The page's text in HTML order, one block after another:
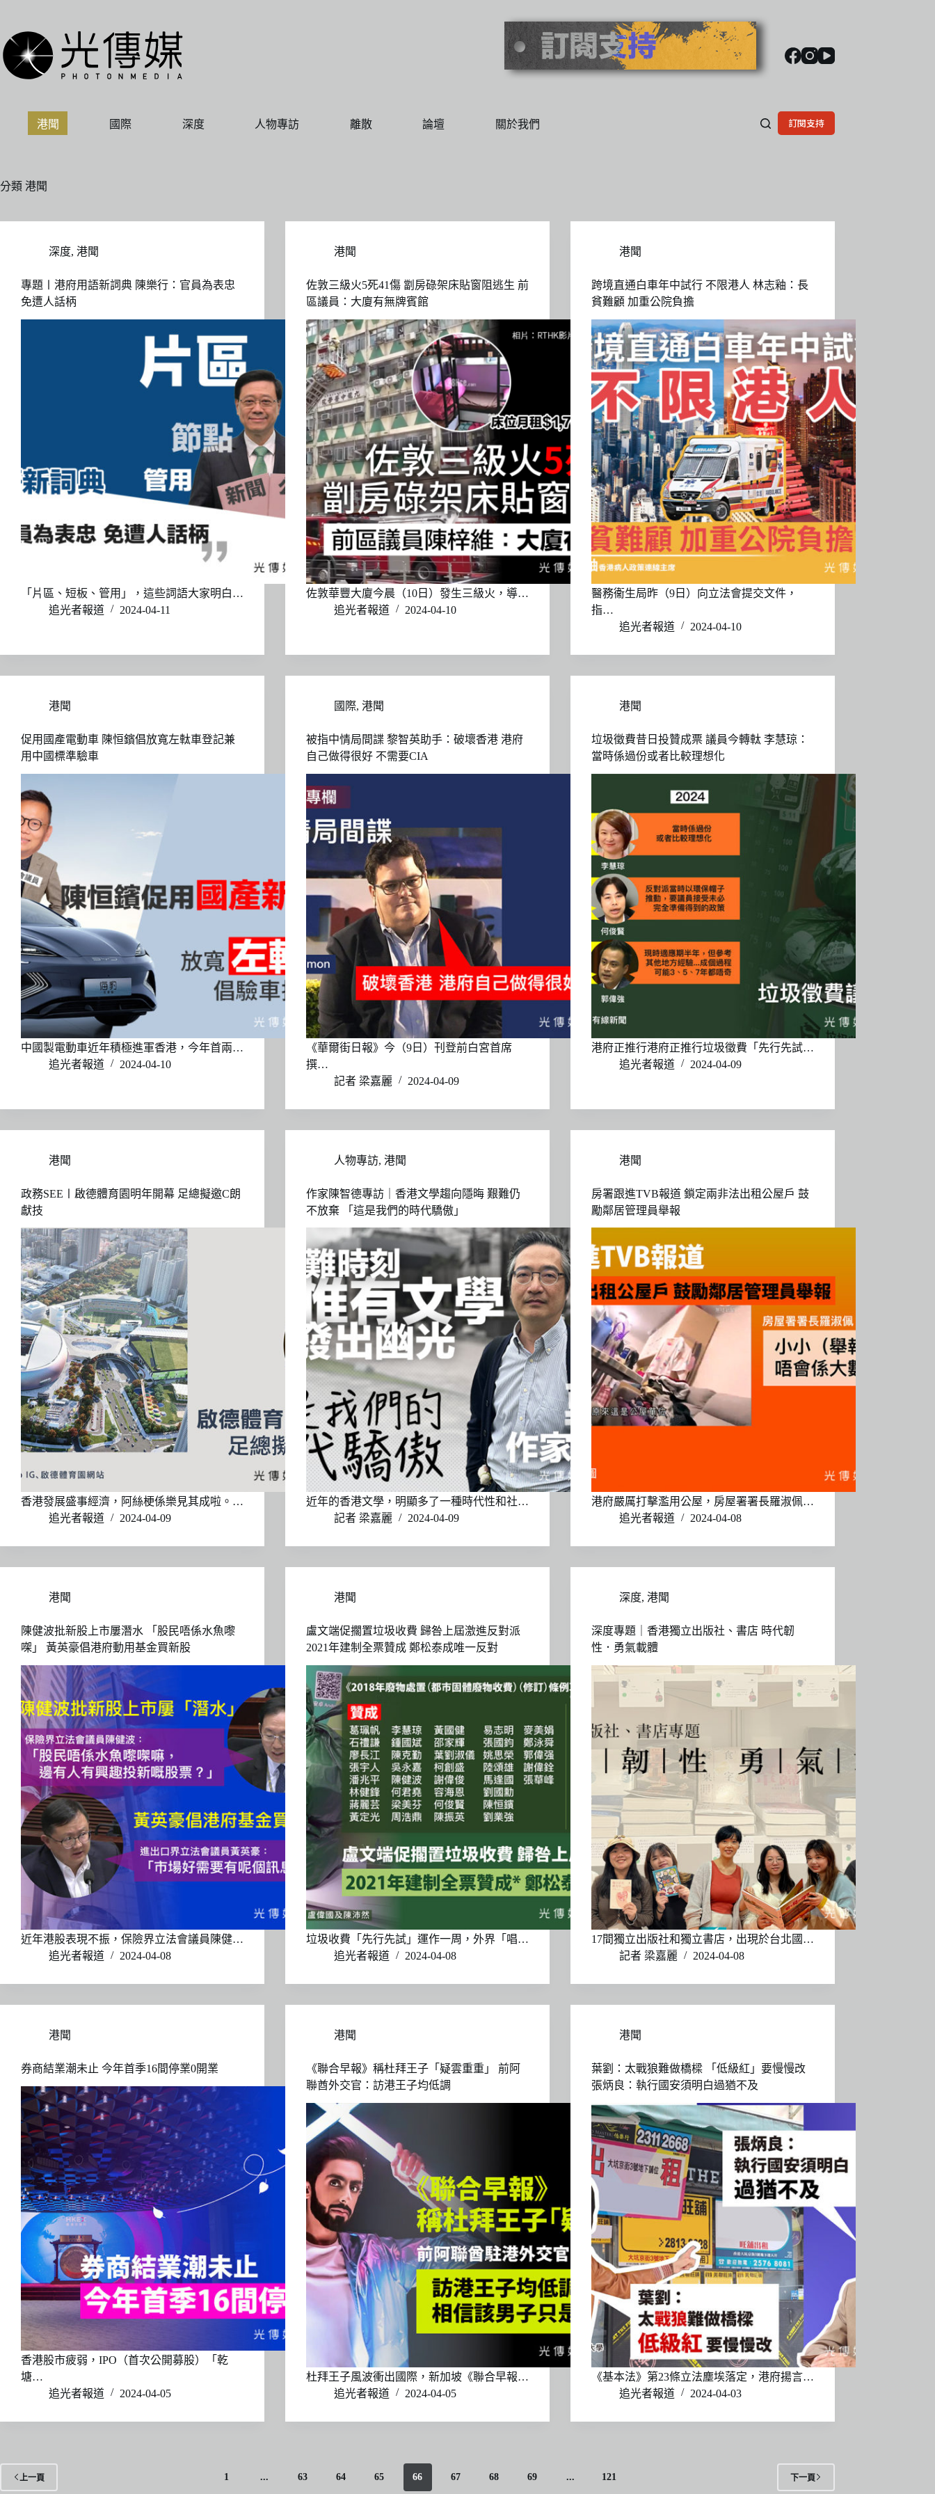
主
要
內
港聞 國際 深度 人物專訪 離散 論壇 關於我們 訂閱支持
分類 港聞
深度, 港聞
專題〡港府用語新詞典 陳樂行：官員為表忠
免遭人話柄
「片區、短板、管用」，這些詞語大家明白…
追光者報道
2024-04-11
港聞
佐敦三級火5死41傷 劏房碌架床貼窗阻逃生 前
區議員：​大廈有無牌賓館
​佐敦華豐大廈今晨（10日）發生三級火，導…
追光者報道
2024-04-10
港聞
跨境直通白車年中試行 不限港人 林志釉：長
貧難顧 加重公院負擔
醫務衞生局昨（9日）向立法會提交文件，
指…
追光者報道
2024-04-10
港聞
促用國產電動車 陳恒鑌倡放寬左軚車登記兼
用中國標準驗車
中國製電動車近年積極進軍香港，今年首兩…
追光者報道
2024-04-10
國際, 港聞
被指中情局間諜 黎智英助手：破壞香港 港府
自己做得很好 不需要CIA
《華爾街日報》今（9日）刊登前白宮首席
撰…
記者 梁嘉麗
2024-04-09
港聞
垃圾徵費昔日投贊成票 議員今轉軚 李慧琼：
當時係過份或者比較理想化
港府正推行港府正推行垃圾徵費「先行先試…
追光者報道
2024-04-09
港聞
政務SEE〡啟德體育園明年開幕 足總擬邀C朗
獻技
香港發展盛事經濟，阿絲梗係樂見其成啦。…
追光者報道
2024-04-09
人物專訪, 港聞
作家陳智德專訪｜香港文學趨向隱晦 艱難仍
不放棄 「這是我們的時代驕傲」
近年的香港文學，明顯多了一種時代性和社…
記者 梁嘉麗
2024-04-09
港聞
房署跟進TVB報道 鎖定兩非法出租公屋戶 鼓
勵鄰居管理員舉報
港府嚴厲打擊濫用公屋，房屋署署長羅淑佩…
追光者報道
2024-04-08
港聞
陳健波批新股上市屢潛水 「股民唔係水魚嚟
㗎」 黃英豪倡港府動用基金買新股
近年港股表現不振，保險界立法會議員陳健…
追光者報道
2024-04-08
港聞
盧文端促擱置垃圾收費 歸咎上屆激進反對派
2021年建制全票贊成 鄭松泰成唯一反對
垃圾收費「先行先試」運作一周，外界「唱…
追光者報道
2024-04-08
深度, 港聞
深度專題｜香港獨立出版社、書店 時代韌
性．勇氣載體
17間獨立出版社和獨立書店，出現於台北國…
記者 梁嘉麗
2024-04-08
港聞
券商結業潮未止 今年首季16間停業0開業
香港股市疲弱，IPO（首次公開募股）「乾
塘…
追光者報道
2024-04-05
港聞
《聯合早報》稱杜拜王子「疑雲重重」 前阿
聯酋外交官：訪港王子均低調
杜拜王子風波衝出國際，新加坡《聯合早報…
追光者報道
2024-04-05
港聞
葉劉：太戰狼難做橋樑 「低級紅」要慢慢改
張炳良：執行國安須明白過猶不及
《基本法》第23條立法塵埃落定，港府揚言…
追光者報道
2024-04-03
上一頁 1 ... 63 64 65 66 67 68 69 ... 121 下一頁